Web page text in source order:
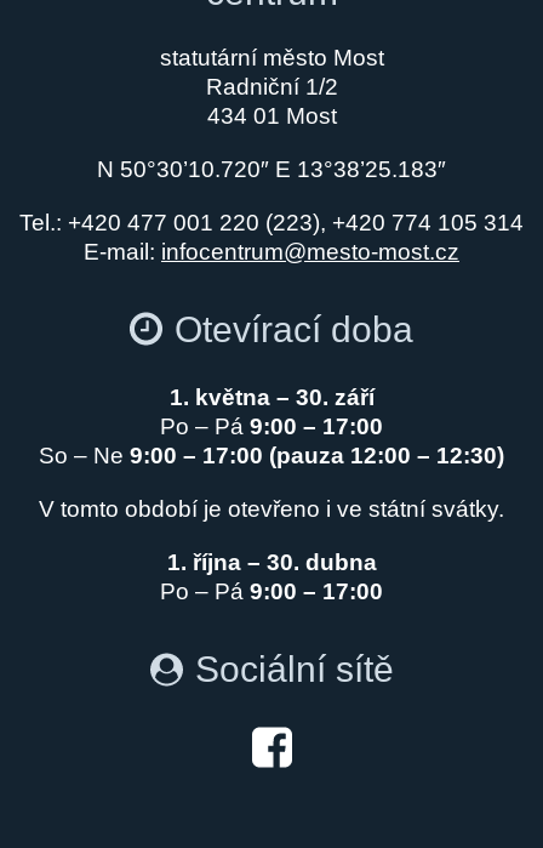
statutární město Most
Radniční 1/2
434 01 Most
N 50°30’10.720″ E 13°38’25.183″
Tel.: +420 477 001 220 (223), +420 774 105 314
E-mail: infocentrum@mesto-most.cz
Otevírací doba
1. května – 30. září
Po – Pá 9:00 – 17:00
So – Ne 9:00 – 17:00 (pauza 12:00 – 12:30)
V tomto období je otevřeno i ve státní svátky.
1. října – 30. dubna
Po – Pá 9:00 – 17:00
Sociální sítě